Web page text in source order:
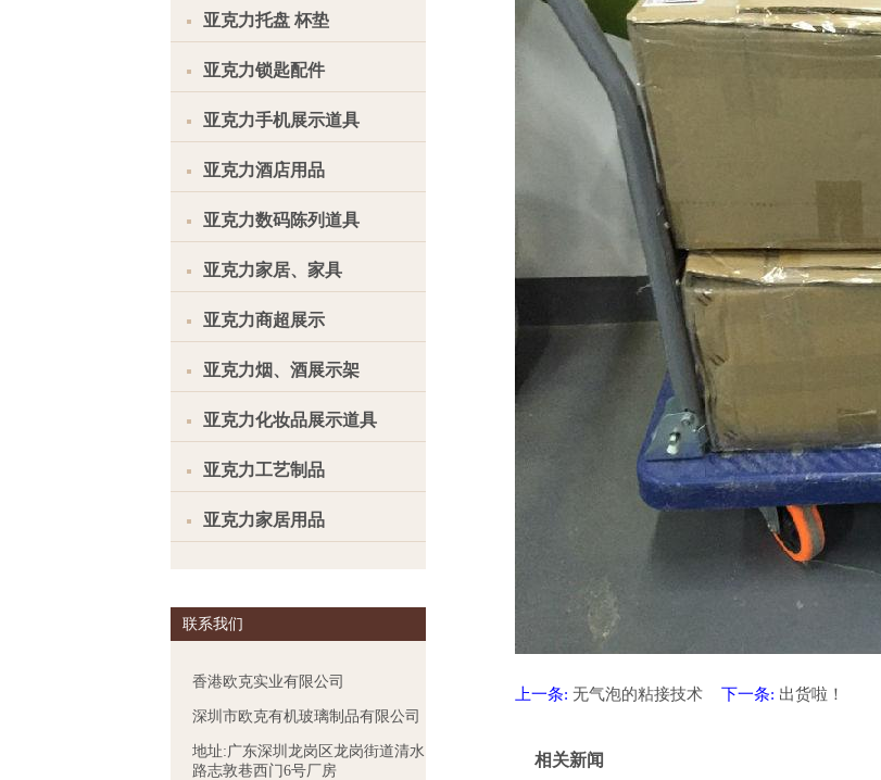
亚克力托盘 杯垫
亚克力锁匙配件
亚克力手机展示道具
亚克力酒店用品
亚克力数码陈列道具
亚克力家居、家具
亚克力商超展示
亚克力烟、酒展示架
亚克力化妆品展示道具
亚克力工艺制品
亚克力家居用品
联系我们
香港欧克实业有限公司
深圳市欧克有机玻璃制品有限公司
地址:广东深圳龙岗区龙岗街道清水
路志敦巷西门6号厂房
上一条: 无气泡的粘接技术 下一条: 出货啦！
相关新闻